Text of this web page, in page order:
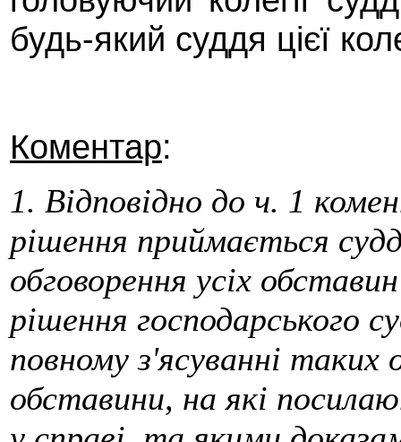
будь-який суддя цієї
Коментар:
1. Відповідно до ч. 1
рішення приймається
обговорення усіх
рішення господарського
повному з'ясуванні
обставини, на які